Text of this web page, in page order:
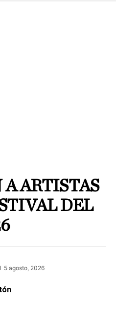
ARTISTAS
DEL
5 agosto, 2026